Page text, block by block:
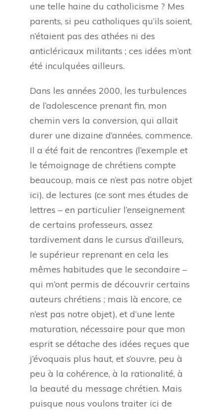
une telle haine du catholicisme ? Mes
parents, si peu catholiques qu’ils soient,
n’étaient pas des athées ni des
anticléricaux militants ; ces idées m’ont
été inculquées ailleurs.
Dans les années 2000, les turbulences
de l’adolescence prenant fin, mon
chemin vers la conversion, qui allait
durer une dizaine d’années, commence.
Il a été fait de rencontres (l’exemple et
le témoignage de chrétiens compte
beaucoup, mais ce n’est pas notre objet
ici), de lectures (ce sont mes études de
lettres – en particulier l’enseignement
de certains professeurs, assez
tardivement dans le cursus d’ailleurs,
le supérieur reprenant en cela les
mêmes habitudes que le secondaire –
qui m’ont permis de découvrir certains
auteurs chrétiens ; mais là encore, ce
n’est pas notre objet), et d’une lente
maturation, nécessaire pour que mon
esprit se détache des idées reçues que
j’évoquais plus haut, et s’ouvre, peu à
peu à la cohérence, à la rationalité, à
la beauté du message chrétien. Mais
puisque nous voulons traiter ici de